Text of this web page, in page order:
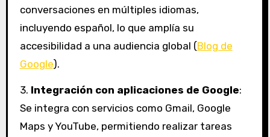
conversaciones en múltiples idiomas,
incluyendo español, lo que amplía su
accesibilidad a una audiencia global (Blog de
Google).
3. Integración con aplicaciones de Google:
Se integra con servicios como Gmail, Google
Maps y YouTube, permitiendo realizar tareas